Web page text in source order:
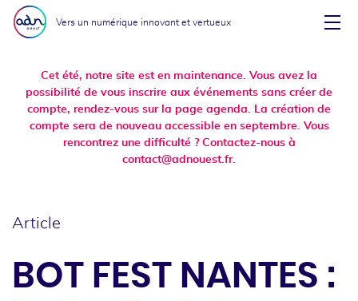
Aller au menu
Aller au contenu
Vers un numérique innovant et vertueux
Cet été, notre site est en maintenance. Vous avez la
possibilité de vous inscrire aux événements sans créer de
compte, rendez-vous sur la page agenda. La création de
compte sera de nouveau accessible en septembre. Vous
rencontrez une difficulté ? Contactez-nous à
contact@adnouest.fr.
Article
BOT FEST NANTES :